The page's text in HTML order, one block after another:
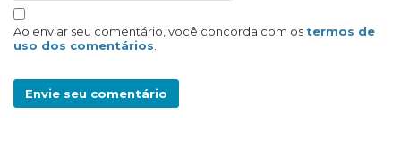
Ao enviar seu comentário, você concorda com os termos de
uso dos comentários
Envie seu comentário